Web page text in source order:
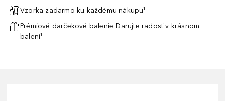
Vzorka zadarmo ku každému nákupu¹
Prémiové darčekové balenie Darujte radosť v krásnom
balení¹